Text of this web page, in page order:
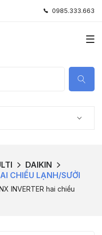
0985.333.663
DAIKIN
CHIỀU LẠNH/SƯỞI
INVERTER hai chiều